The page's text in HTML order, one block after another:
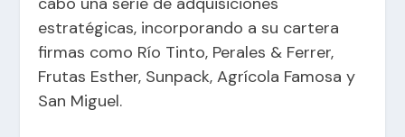
estratégicas, incorporando a su cartera
firmas como Río Tinto, Perales & Ferrer,
Frutas Esther, Sunpack, Agrícola Famosa y
San Miguel.